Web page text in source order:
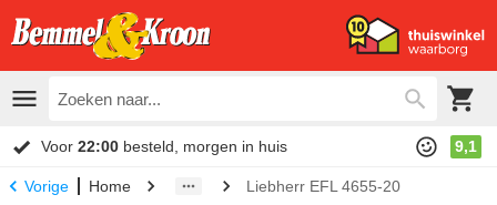
Voor 22:00 besteld, morgen in huis 9,1
Vorige Home Liebherr EFL 4655-20